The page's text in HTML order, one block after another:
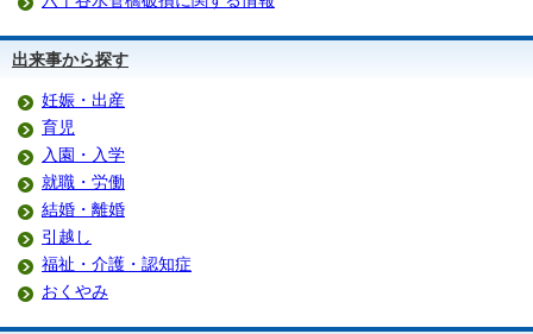
出来事から探す
妊娠・出産
育児
入園・入学
就職・労働
結婚・離婚
引越し
福祉・介護・認知症
おくやみ